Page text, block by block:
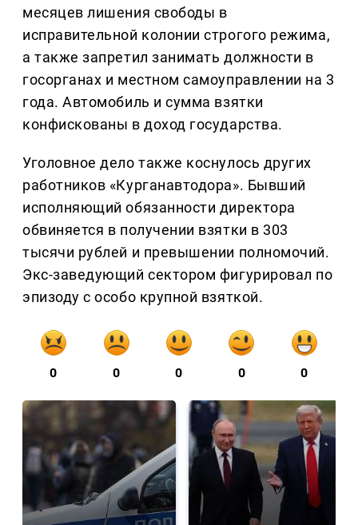
месяцев лишения свободы в
исправительной колонии строгого режима,
а также запретил занимать должности в
госорганах и местном самоуправлении на 3
года. Автомобиль и сумма взятки
конфискованы в доход государства.
Уголовное дело также коснулось других
работников «Курганавтодора». Бывший
исполняющий обязанности директора
обвиняется в получении взятки в 303
тысячи рублей и превышении полномочий.
Экс-заведующий сектором фигурировал по
эпизоду с особо крупной взяткой.
0 0 0 0 0